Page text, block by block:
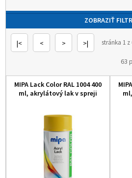
ZOBRAZIŤ
|< < > >| stránka 1 z
63
MIPA Lack Color RAL 1004 400
ml, akrylátový lak v spreji